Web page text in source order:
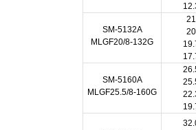
SM-5132A
MLGF20/8-132G
SM-5160A
MLGF25.5/8-160G